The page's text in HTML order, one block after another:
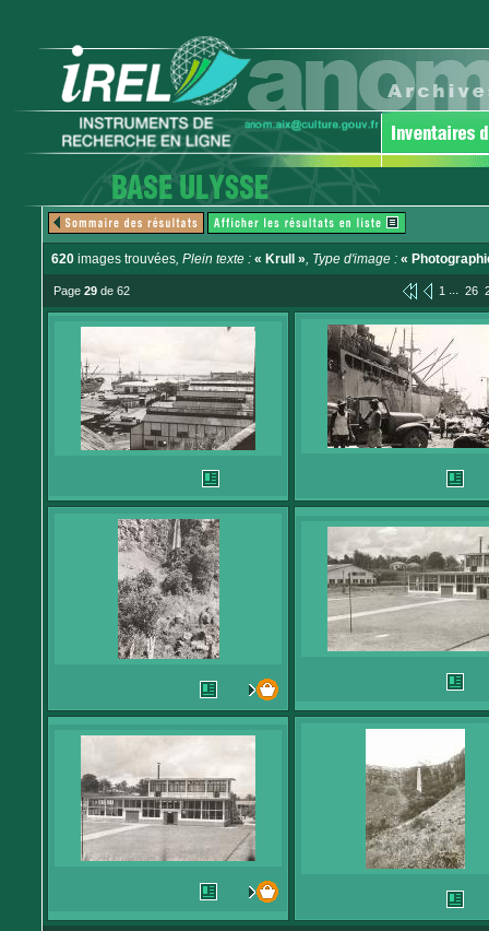
620 images trouvées, Plein texte : « Krull », Type d'image : «
Page 29 de 62 1 ... 26